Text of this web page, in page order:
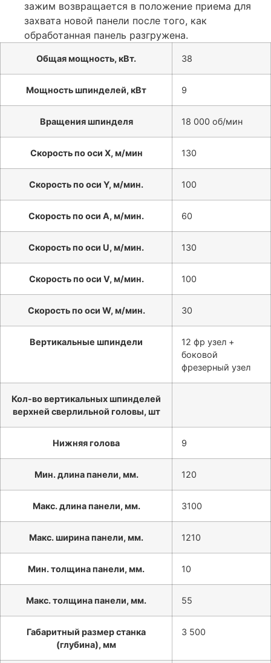
зажим возвращается в положение приема для
захвата новой панели после того, как
обработанная панель разгружена.
Общая мощность, кВт. 38
Мощность шпинделей, кВт 9
Вращения шпинделя 18 000 об/мин
Скорость по оси X, м/мин 130
Скорость по оси Y, м/мин. 100
Скорость по оси A, м/мин. 60
Скорость по оси U, м/мин. 130
Скорость по оси V, м/мин. 100
Скорость по оси W, м/мин. 30
Вертикальные шпиндели
12 фр узел +
боковой
фрезерный узел
Кол-во вертикальных шпинделей
верхней сверлильной головы, шт
Нижняя голова 9
Мин. длина панели, мм. 120
Макс. длина панели, мм. 3100
Макс. ширина панели, мм. 1210
Мин. толщина панели, мм. 10
Макс. толщина панели, мм. 55
Габаритный размер станка
(глубина), мм
3 500